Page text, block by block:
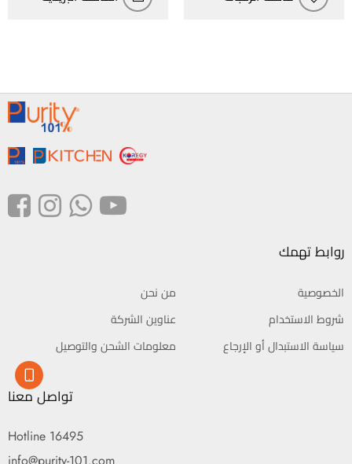
روابط تهمك
من نحن
الخصوصية
عناوين الشركة
شروط الاستخدام
معلومات الشحن والتوصيل
سياسة الاستبدال أو الإرجاع
تواصل معنا
Hotline 16495
info@purity-101.com